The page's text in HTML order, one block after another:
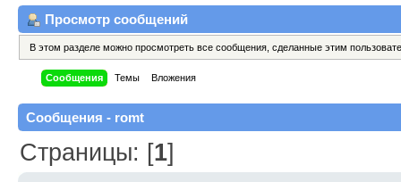
Просмотр сообщений
В этом разделе можно просмотреть все сообщения, сделанные этим
Сообщения Темы Вложения
Сообщения - romt
Страницы: [1]